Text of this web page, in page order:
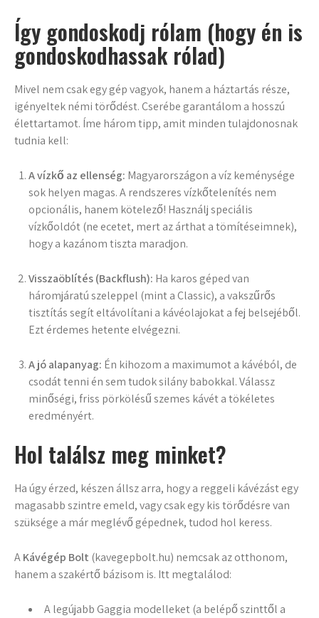
Így gondoskodj rólam (hogy én is
gondoskodhassak rólad)
Mivel nem csak egy gép vagyok, hanem a háztartás része,
igényeltek némi törődést. Cserébe garantálom a hosszú
élettartamot. Íme három tipp, amit minden tulajdonosnak
tudnia kell:
A vízkő az ellenség: Magyarországon a víz keménysége
sok helyen magas. A rendszeres vízkőtelenítés nem
opcionális, hanem kötelező! Használj speciális
vízkőoldót (ne ecetet, mert az árthat a tömítéseimnek),
hogy a kazánom tiszta maradjon.
Visszaöblítés (Backflush): Ha karos géped van
háromjáratú szeleppel (mint a Classic), a vakszűrős
tisztítás segít eltávolítani a kávéolajokat a fej belsejéből.
Ezt érdemes hetente elvégezni.
A jó alapanyag: Én kihozom a maximumot a kávéból, de
csodát tenni én sem tudok silány babokkal. Válassz
minőségi, friss pörkölésű szemes kávét a tökéletes
eredményért.
Hol találsz meg minket?
Ha úgy érzed, készen állsz arra, hogy a reggeli kávézást egy
magasabb szintre emeld, vagy csak egy kis törődésre van
szüksége a már meglévő gépednek, tudod hol keress.
AKávégép Bolt (kavegepbolt.hu) nemcsak az otthonom,
hanem a szakértő bázisom is. Itt megtalálod:
A legújabb Gaggia modelleket (a belépő szinttől a